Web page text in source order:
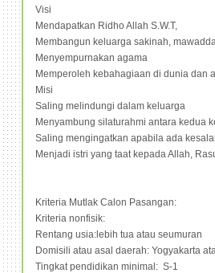
Visi
Mendapatkan Ridho Allah S.W.T,
Membangun keluarga sakinah,
Menyempurnakan agama
Memperoleh kebahagiaan di dunia dan
Misi
Saling melindungi dalam keluarga
Menyambung silaturahmi antara kedua
Saling mengingatkan apabila ada
Menjadi istri yang taat kepada Allah,
Kriteria Mutlak Calon Pasangan:
Kriteria nonfisik:
Rentang usia:lebih tua atau seumuran
Domisili atau asal daerah: Yogyakarta
Tingkat pendidikan minimal: S-1